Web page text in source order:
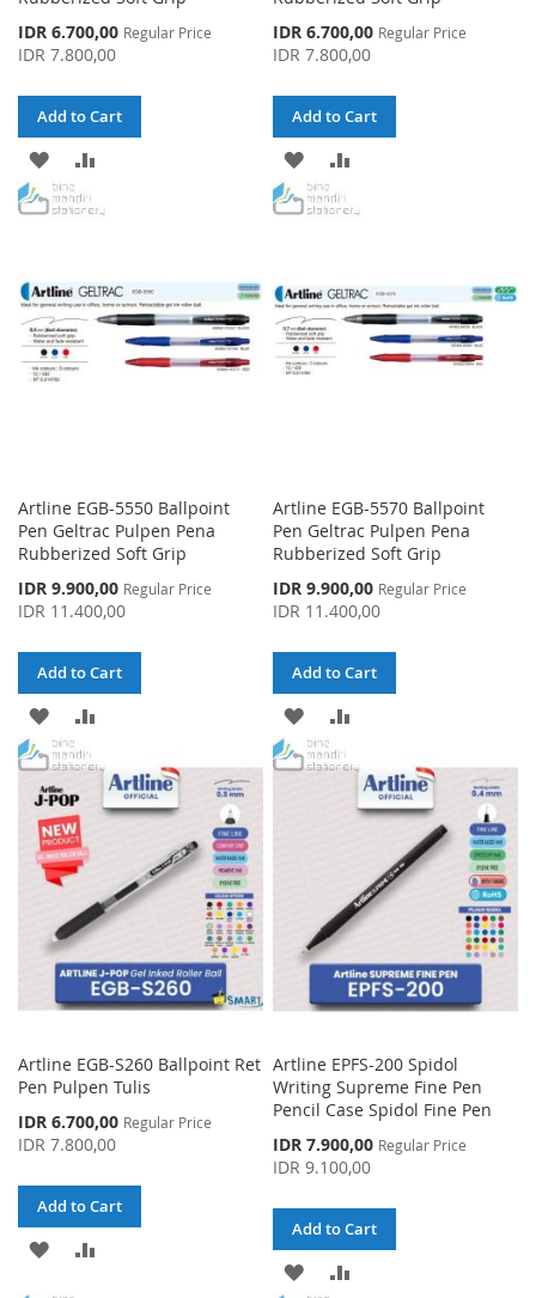
Special
Price
IDR 6.700,00 Regular Price
IDR 7.800,00
Add to Cart
ADD
TO
LIST
Special
Price
IDR 6.700,00 Regular Price
IDR 7.800,00
Add to Cart
ADD
TO
LIST
Artline EGB-5550 Ballpoint
Pen Geltrac Pulpen Pena
Rubberized Soft Grip
Special
Price
IDR 9.900,00 Regular Price
IDR 11.400,00
Add to Cart
ADD
TO
WISH
LIST
COMPARE
Artline EGB-5570 Ballpoint
Pen Geltrac Pulpen Pena
Rubberized Soft Grip
Special
Price
IDR 9.900,00 Regular Price
IDR 11.400,00
Add to Cart
ADD
TO
COMPARE
Artline EGB-S260 Ballpoint Ret
Pen Pulpen Tulis
Special
Price
IDR 6.700,00 Regular Price
IDR 7.800,00
Add to Cart
ADD
Artline EPFS-200 Spidol
Writing Supreme Fine Pen
Pencil Case Spidol Fine Pen
Special
Price
IDR 7.900,00 Regular Price
IDR 9.100,00
Add to Cart
ADD